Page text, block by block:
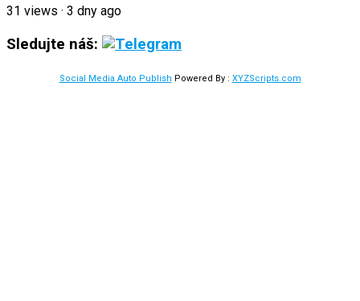
31 views · 3 dny ago
Sledujte náš:
Social Media Auto Publish Powered By : XYZScripts.com